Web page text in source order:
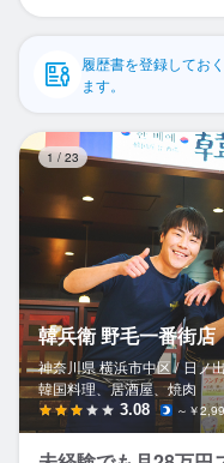
利用規約
企業情報履歴書を登録してお
ます。
1/23
韓兵衛 野毛一番街店
神奈川県 横浜市中区 / 日ノ
韓国料理、居酒屋、焼肉
3.08 ～￥